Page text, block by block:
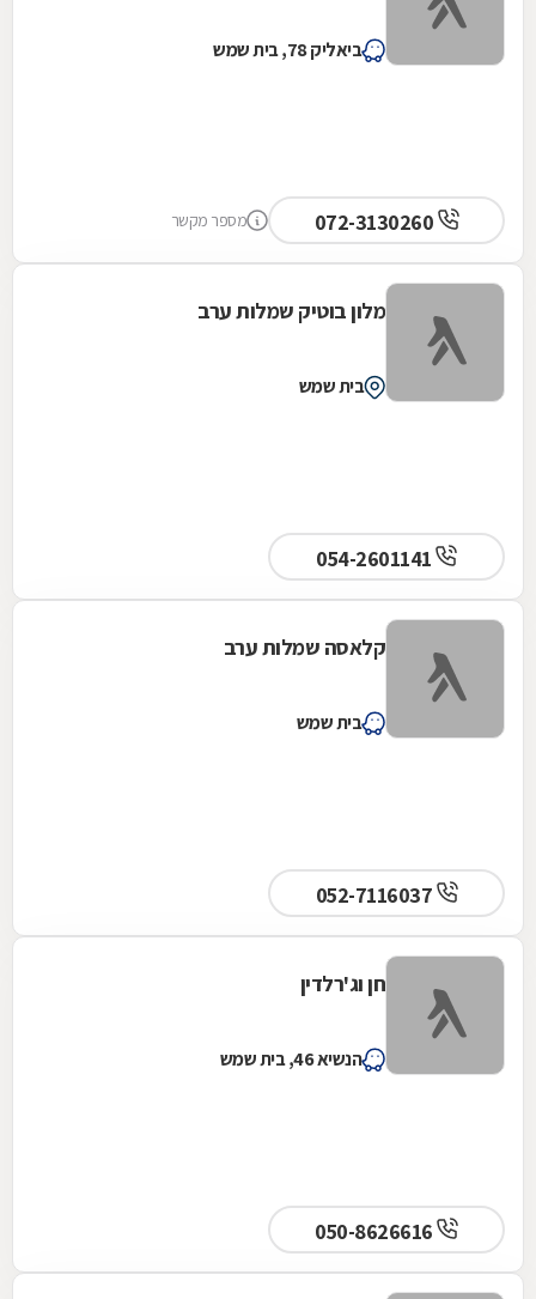
ביאליק 78, בית שמש
מספר מקשר
מלון בוטיק שמלות ערב
בית שמש
קלאסה שמלות ערב
בית שמש
חן וג'רלדין
הנשיא 46, בית שמש